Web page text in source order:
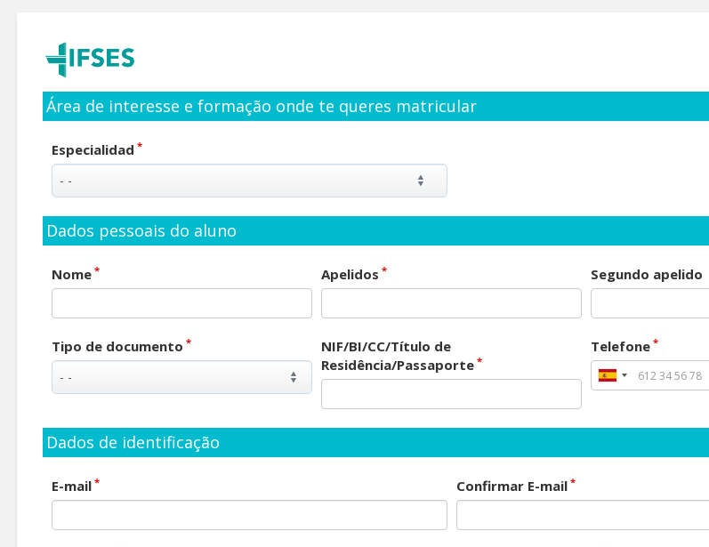
Área de interesse e formação onde te queres matricular
Especialidad *
Dados pessoais do aluno
Nome * Apelidos * Segundo apelido
Tipo de documento *
NIF/BI/CC/Título de
Residência/Passaporte *
Telefone *
Dados de identificação
E-mail * Confirmar E-mail*